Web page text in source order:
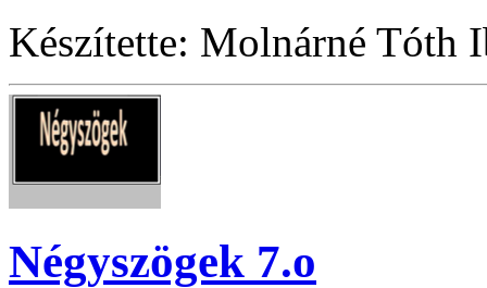
Készítette: Molnárné Tóth
Négyszögek 7.o